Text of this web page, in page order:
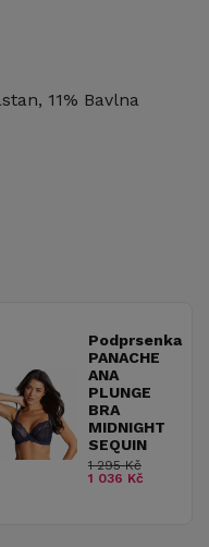
11% Bavlna
Podprsenka
PANACHE
ANA
PLUNGE
BRA
MIDNIGHT
SEQUIN
1 295 Kč
1 036 Kč